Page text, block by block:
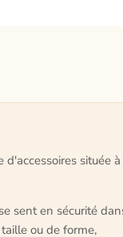
située à
sent en sécurité
ou de forme,